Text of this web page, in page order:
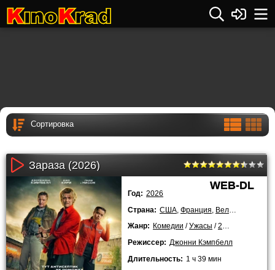
Зараза (2026)
WEB-DL
Год: 2026
Страна: США Франция Великобритания
Жанр: Комедии /Ужасы /2026 года
Режиссер: Джонни Кэмпбелл
Длительность: 1 ч 39 мин